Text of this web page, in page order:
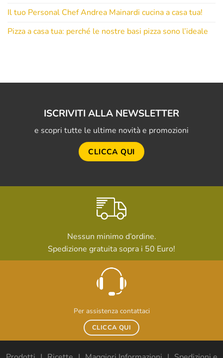
Il tuo Personal Chef Andrea Mainardi cucina a casa tua!
Pizza a casa tua: perché le nostre basi pizza sono l’ideale
ISCRIVITI ALLA NEWSLETTER
e scopri tutte le ultime novità e promozioni
CLICCA QUI
Nessun minimo d’ordine.
Spedizione gratuita sopra i 50 Euro!
Per assistenza contattaci
CLICCA QUI